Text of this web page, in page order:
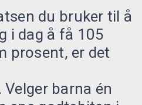
du bruker til å
i dag å få 105
prosent, er det
barna én